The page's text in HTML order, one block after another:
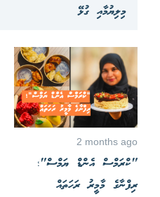
މިލިޔުމާއި ގުޅޭ
2 months ago
"ކްރަމްސް އެންޑް ޔަމްސް"؛
ރިފްނާގެ މާމީރު ރަހަތައް